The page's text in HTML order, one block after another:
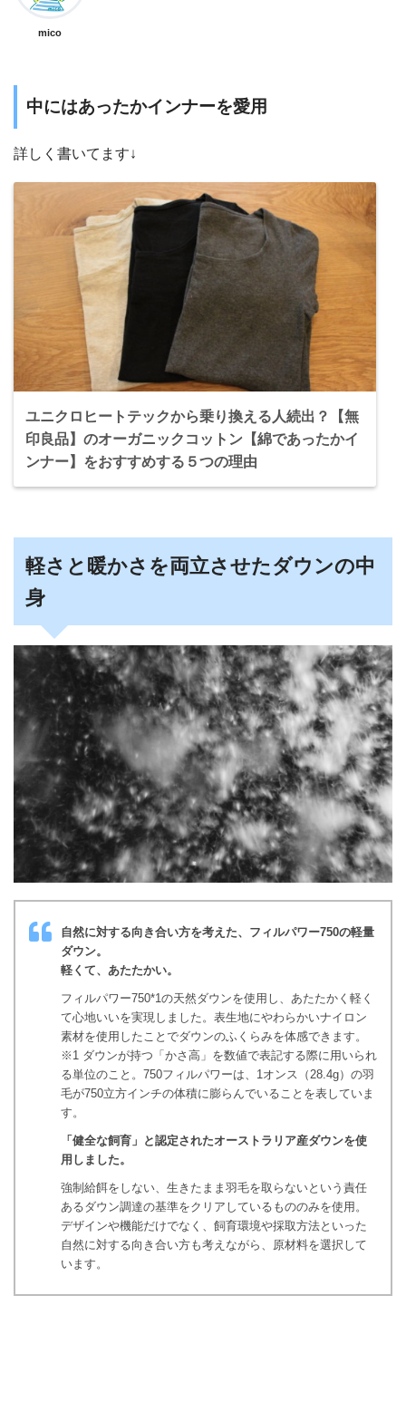
mico
中にはあったかインナーを愛用
詳しく書いてます↓
ユニクロヒートテックから乗り換える人続出？【無
印良品】のオーガニックコットン【綿であったかイ
ンナー】をおすすめする５つの理由
軽さと暖かさを両立させたダウンの中
身
自然に対する向き合い方を考えた、フィルパワー750の軽量
ダウン。
軽くて、あたたかい。
フィルパワー750*1の天然ダウンを使用し、あたたかく軽く
て心地いいを実現しました。表生地にやわらかいナイロン
素材を使用したことでダウンのふくらみを体感できます。
※1 ダウンが持つ「かさ高」を数値で表記する際に用いられ
る単位のこと。750フィルパワーは、1オンス（28.4g）の羽
毛が750立方インチの体積に膨らんでいることを表していま
す。
「健全な飼育」と認定されたオーストラリア産ダウンを使
用しました。
強制給餌をしない、生きたまま羽毛を取らないという責任
あるダウン調達の基準をクリアしているもののみを使用。
デザインや機能だけでなく、飼育環境や採取方法といった
自然に対する向き合い方も考えながら、原材料を選択して
います。